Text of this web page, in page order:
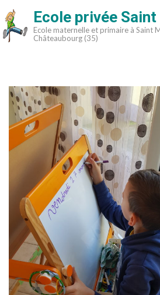
Aller
au
contenu
Ecole privée
Ecole maternelle et primaire à Saint
Châteaubourg (35)